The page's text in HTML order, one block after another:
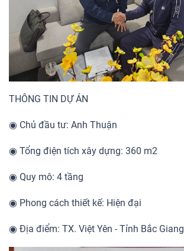
THÔNG TIN DỰ ÁN
◉ Chủ đầu tư: Anh Thuận
◉ Tổng điện tích xây dựng: 360 m2
◉ Quy mô: 4 tầng
◉ Phong cách thiết kế: Hiện đại
◉ Địa điểm: TX. Việt Yên - Tỉnh Bắc Giang